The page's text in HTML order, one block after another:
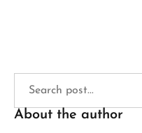
About the author